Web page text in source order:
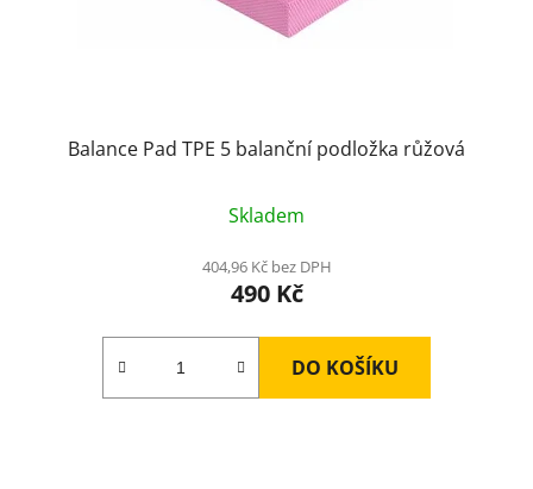
Balance Pad TPE 5 balanční podložka růžová
Skladem
404,96 Kč bez DPH
490 Kč
DO KOŠÍKU